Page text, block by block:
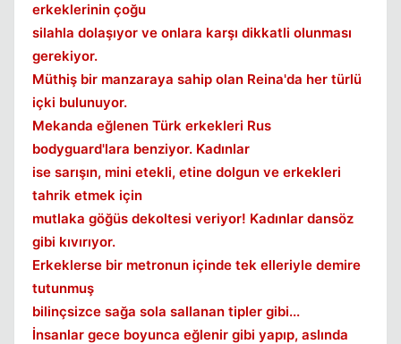
erkeklerinin çoğu
silahla dolaşıyor ve onlara karşı dikkatli olunması
gerekiyor.
Müthiş bir manzaraya sahip olan Reina'da her türlü
içki bulunuyor.
Mekanda eğlenen Türk erkekleri Rus
bodyguard'lara benziyor. Kadınlar
ise sarışın, mini etekli, etine dolgun ve erkekleri
tahrik etmek için
mutlaka göğüs dekoltesi veriyor! Kadınlar dansöz
gibi kıvırıyor.
Erkeklerse bir metronun içinde tek elleriyle demire
tutunmuş
bilinçsizce sağa sola sallanan tipler gibi...
İnsanlar gece boyunca eğlenir gibi yapıp, aslında